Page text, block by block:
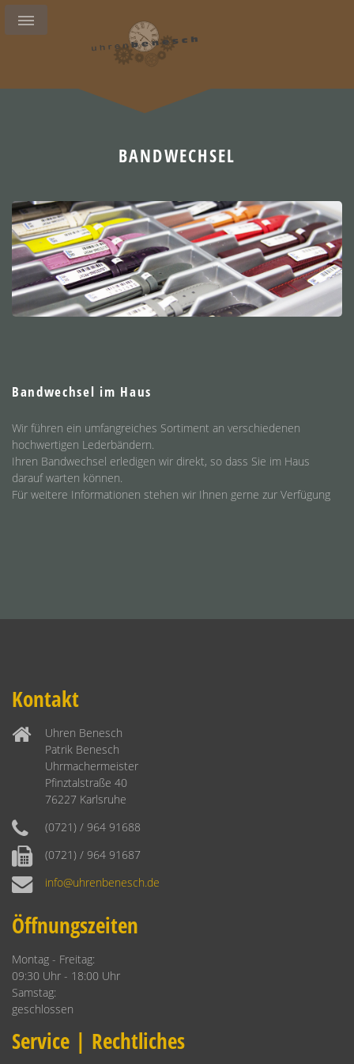
BANDWECHSEL
Bandwechsel im Haus
Wir führen ein umfangreiches Sortiment an verschiedenen
hochwertigen Lederbändern.
Ihren Bandwechsel erledigen wir direkt, so dass Sie im Haus
darauf warten können.
Für weitere Informationen stehen wir Ihnen gerne zur Verfügung
Kontakt
Uhren Benesch
Patrik Benesch
Uhrmachermeister
Pfinztalstraße 40
76227 Karlsruhe
(0721) / 964 91688
(0721) / 964 91687
info@uhrenbenesch.de
Öffnungszeiten
Montag - Freitag:
09:30 Uhr - 18:00 Uhr
Samstag:
geschlossen
Service | Rechtliches